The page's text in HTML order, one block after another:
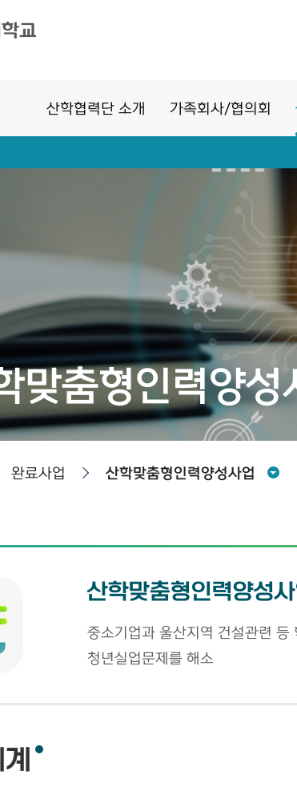
산학협력단 소개 가족회사/협의회
맞춤형인력양성
완료사업 산학맞춤형인력양성사업
산학맞춤형인력양성
중소기업과 울산지역 건설관련
청년실업문제를 해소